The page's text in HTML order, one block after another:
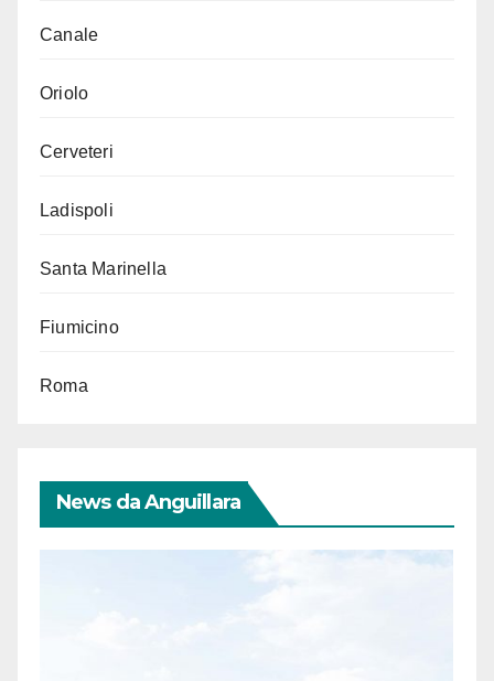
Canale
Oriolo
Cerveteri
Ladispoli
Santa Marinella
Fiumicino
Roma
News da Anguillara